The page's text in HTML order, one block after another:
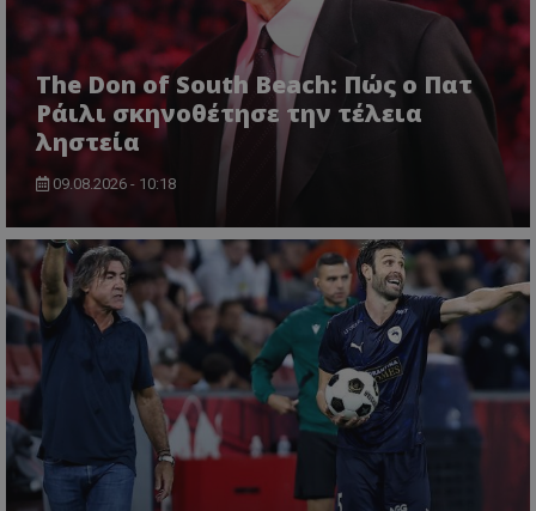
The Don of South Beach: Πώς ο Πατ
Ράιλι σκηνοθέτησε την τέλεια
ληστεία
09.08.2026 - 10:18